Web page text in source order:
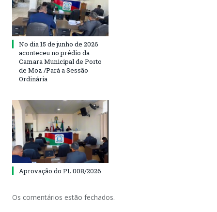
No dia 15 de junho de 2026
aconteceu no prédio da
Camara Municipal de Porto
de Moz /Pará a Sessão
Ordinária
Aprovação do PL 008/2026
Os comentários estão fechados.